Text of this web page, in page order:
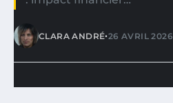
CLARA ANDRÉ•26 AVRIL 2026